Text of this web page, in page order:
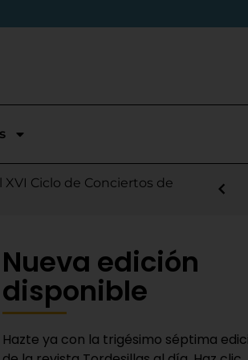
temporada en Segunda
Nieves
Ciclo de Conciertos de
sábado
la salida de Víctor Alonso
Fiestas del Novillo
Bravas y logra un puesto
adaptado a la actualidad»
Nueva edición
disponible
Hazte ya con la trigésimo séptima